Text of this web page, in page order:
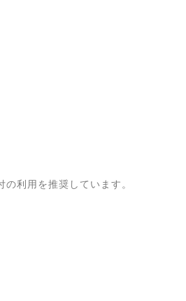
利用を推奨しています。